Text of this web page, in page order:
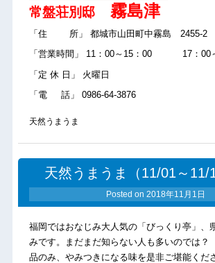
常盤荘別邸 霧島津
「住 所」 都城市山田町中霧島 2455-2
「営業時間」 11：00～15：00 17：00
「定 休 日」 火曜日
「電 話」 0986-64-3876
天然うまうま
天然うまうま（11/01～11/
Posted on 2018年11月1日
福岡ではおなじみ大人気の「びっくり亭」、
みです。まだまだ知らない人も多いのでは
品のみ、やみつきになる味を是非ご堪能くだ